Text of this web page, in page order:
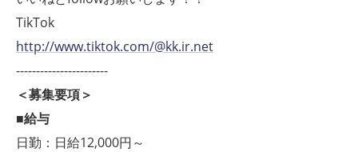
TikTok
http://www.tiktok.com/@kk.ir.net
-----------------------
＜募集要項＞
■給与
日勤：日給12,000円～